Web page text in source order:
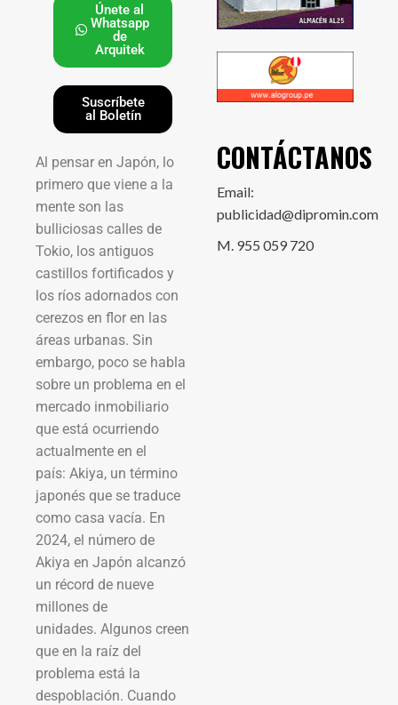
Únete al
Whatsapp
de
Arquitek
Suscríbete
al Boletín
Al pensar en Japón, lo
primero que viene a la
mente son las
bulliciosas calles de
Tokio, los antiguos
castillos fortificados y
los ríos adornados con
cerezos en flor en las
áreas urbanas. Sin
embargo, poco se habla
sobre un problema en el
mercado inmobiliario
que está ocurriendo
actualmente en el
país: Akiya, un término
japonés que se traduce
como casa vacía. En
2024, el número de
Akiya en Japón alcanzó
un récord de nueve
millones de
unidades. Algunos creen
que en la raíz del
problema está la
despoblación. Cuando
CONTÁCTANOS
Email:
publicidad@dipromin.com
M. 955 059 720